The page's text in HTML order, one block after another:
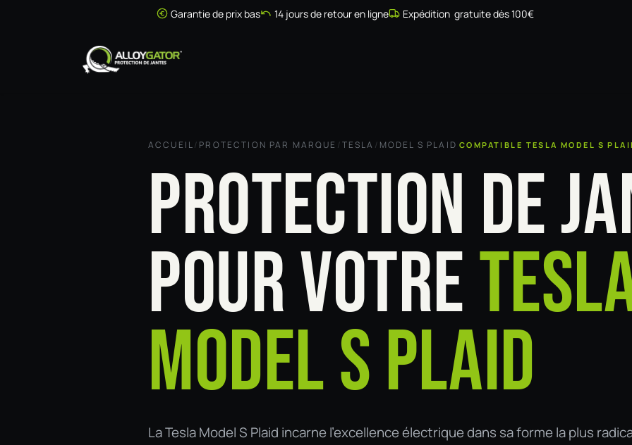
Garantie de prix bas 14 jours de retour en ligne Expédition gratuite dès 100€
ACCUEIL/ PROTECTION PAR MARQUE /TESLA / MODEL S PLAID COMPATIBLE TESLA MODEL S
PROTECTION DE
POUR VOTRE
MODEL S PLAID
La Tesla Model S Plaid incarne l'excellence électrique dans sa forme la plus